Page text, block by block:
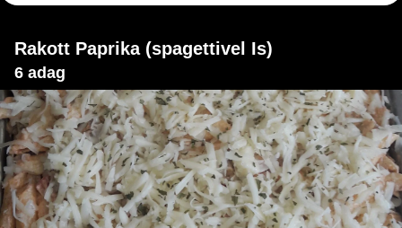
Rakott Paprika (spagettivel Is)
6 adag